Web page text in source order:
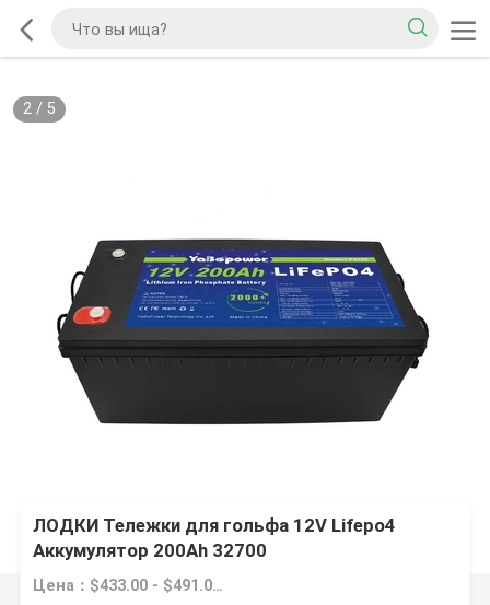
2/ 5
ЛОДКИ Тележки для гольфа 12V Lifepo4
Аккумулятор 200Ah 32700
Цена：$433.00 - $491.00/pieces